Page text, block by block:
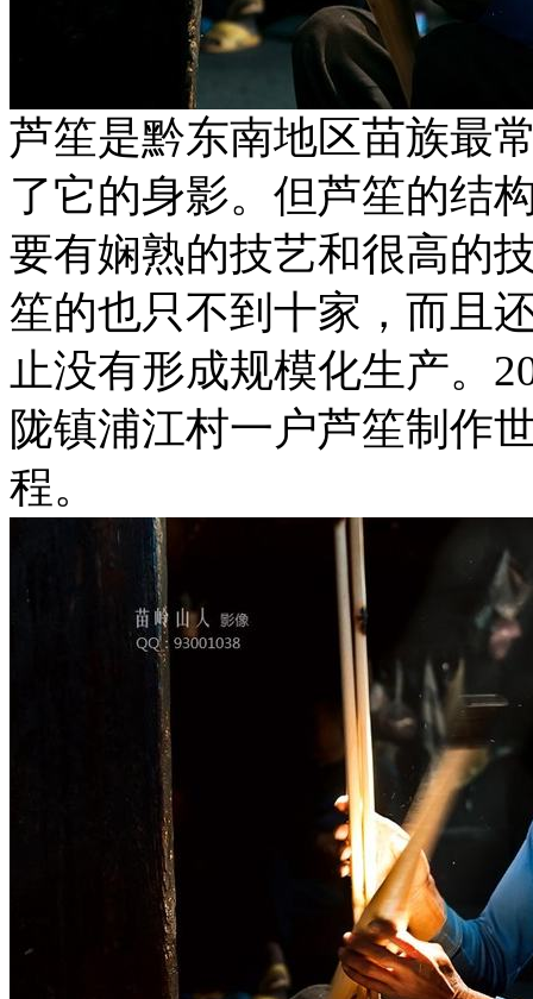
芦笙是黔东南地区苗族最
了它的身影。但芦笙的结
要有娴熟的技艺和很高的
笙的也只不到十家，而且
止没有形成规模化生产。
陇镇浦江村一户芦笙制作
程。